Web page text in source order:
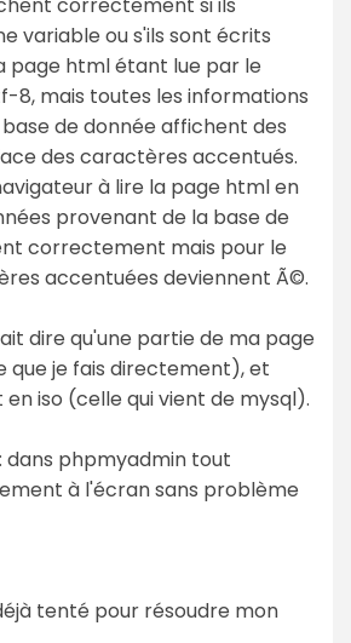
variable ou s'ils sont écrits
page html étant lue par le
8, mais toutes les informations
de donnée affichent des
des caractères accentués.
à lire la page html en
provenant de la base de
correctement mais pour le
accentuées deviennent Ã©.
dire qu'une partie de ma page
que je fais directement), et
iso (celle qui vient de mysql).
dans phpmyadmin tout
à l'écran sans problème
tenté pour résoudre mon